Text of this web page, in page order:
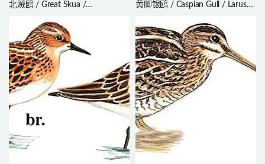
北贼鸥 / Great Skua /
黄脚银鸥 / Caspian Gull / Larus